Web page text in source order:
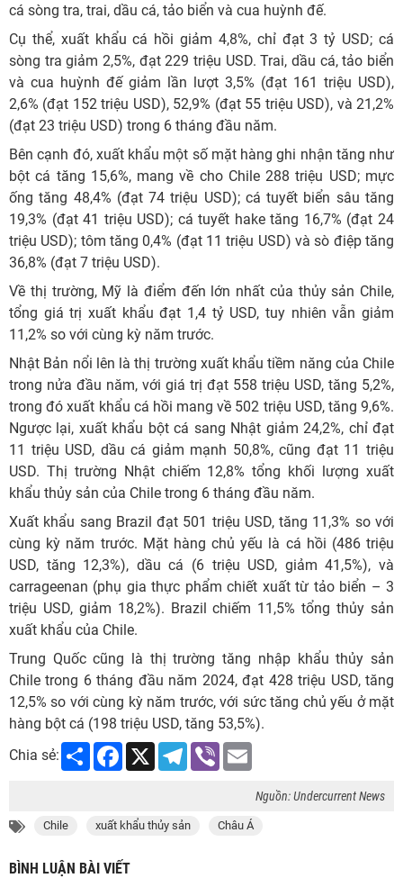
cá sòng tra, trai, dầu cá, tảo biển và cua huỳnh đế.
Cụ thể, xuất khẩu cá hồi giảm 4,8%, chỉ đạt 3 tỷ USD; cá
sòng tra giảm 2,5%, đạt 229 triệu USD. Trai, dầu cá, tảo biển
và cua huỳnh đế giảm lần lượt 3,5% (đạt 161 triệu USD),
2,6% (đạt 152 triệu USD), 52,9% (đạt 55 triệu USD), và 21,2%
(đạt 23 triệu USD) trong 6 tháng đầu năm.
Bên cạnh đó, xuất khẩu một số mặt hàng ghi nhận tăng như
bột cá tăng 15,6%, mang về cho Chile 288 triệu USD; mực
ống tăng 48,4% (đạt 74 triệu USD); cá tuyết biển sâu tăng
19,3% (đạt 41 triệu USD); cá tuyết hake tăng 16,7% (đạt 24
triệu USD); tôm tăng 0,4% (đạt 11 triệu USD) và sò điệp tăng
36,8% (đạt 7 triệu USD).
Về thị trường, Mỹ là điểm đến lớn nhất của thủy sản Chile,
tổng giá trị xuất khẩu đạt 1,4 tỷ USD, tuy nhiên vẫn giảm
11,2% so với cùng kỳ năm trước.
Nhật Bản nổi lên là thị trường xuất khẩu tiềm năng của Chile
trong nửa đầu năm, với giá trị đạt 558 triệu USD, tăng 5,2%,
trong đó xuất khẩu cá hồi mang về 502 triệu USD, tăng 9,6%.
Ngược lại, xuất khẩu bột cá sang Nhật giảm 24,2%, chỉ đạt
11 triệu USD, dầu cá giảm mạnh 50,8%, cũng đạt 11 triệu
USD. Thị trường Nhật chiếm 12,8% tổng khối lượng xuất
khẩu thủy sản của Chile trong 6 tháng đầu năm.
Xuất khẩu sang Brazil đạt 501 triệu USD, tăng 11,3% so với
cùng kỳ năm trước. Mặt hàng chủ yếu là cá hồi (486 triệu
USD, tăng 12,3%), dầu cá (6 triệu USD, giảm 41,5%), và
carrageenan (phụ gia thực phẩm chiết xuất từ tảo biển – 3
triệu USD, giảm 18,2%). Brazil chiếm 11,5% tổng thủy sản
xuất khẩu của Chile.
Trung Quốc cũng là thị trường tăng nhập khẩu thủy sản
Chile trong 6 tháng đầu năm 2024, đạt 428 triệu USD, tăng
12,5% so với cùng kỳ năm trước, với sức tăng chủ yếu ở mặt
hàng bột cá (198 triệu USD, tăng 53,5%).
Chia sẻ:
Share Facebook
X Telegram
Viber
Nguồn: Undercurrent News
Chile xuất khẩu thủy sản Châu Á
BÌNH LUẬN BÀI VIẾT